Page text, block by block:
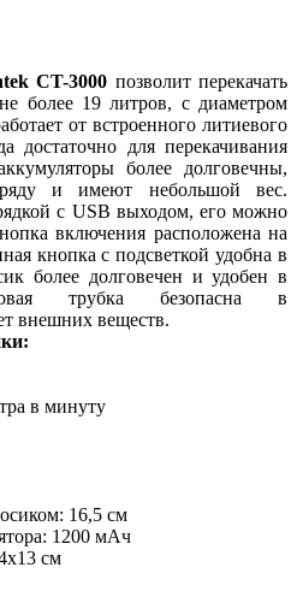
CT-3000 позволит перекачать
более 19 литров, с диаметром
от встроенного литиевого
достаточно для перекачивания
более долговечны,
и имеют небольшой вес.
с USB выходом, его можно
включения расположена на
кнопка с подсветкой удобна в
более долговечен и удобен в
трубка безопасна в
внешних веществ.
в минуту
16,5 см
1200 мАч
см